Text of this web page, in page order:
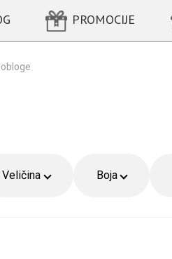
PROMOCIJE
Veličina Boja